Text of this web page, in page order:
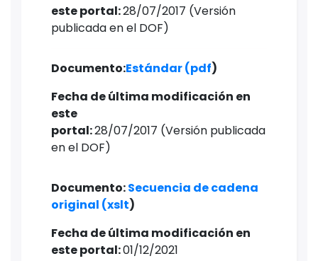
este portal:28/07/2017 (Versión
publicada en el DOF)
Documento:Estándar (pdf)
Fecha de última modificación en
este
portal:28/07/2017 (Versión publicada
en el DOF)
Documento:Secuencia de cadena
original (xslt)
Fecha de última modificación en
este portal: ​01/12/2021